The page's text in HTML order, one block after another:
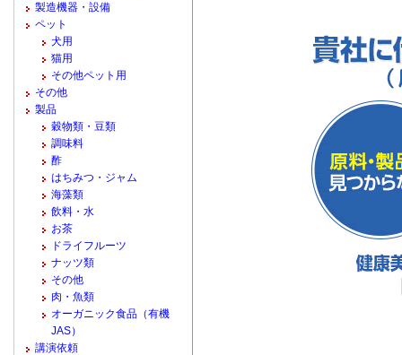
製造機器・設備
ペット
犬用
猫用
その他ペット用
その他
製品
穀物類・豆類
調味料
酢
はちみつ・ジャム
海藻類
飲料・水
お茶
ドライフルーツ
ナッツ類
その他
肉・魚類
オーガニック食品（有機
JAS）
講演依頼